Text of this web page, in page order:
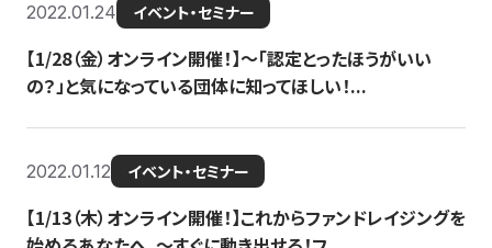
2022.01.24 イベント・セミナー
【1/28（金）オンライン開催！】〜「認定とったほうがいい
の？」と気になっている団体に知ってほしい！...
2022.01.12 イベント・セミナー
【1/13（木）オンライン開催！】これからファンドレイジングを